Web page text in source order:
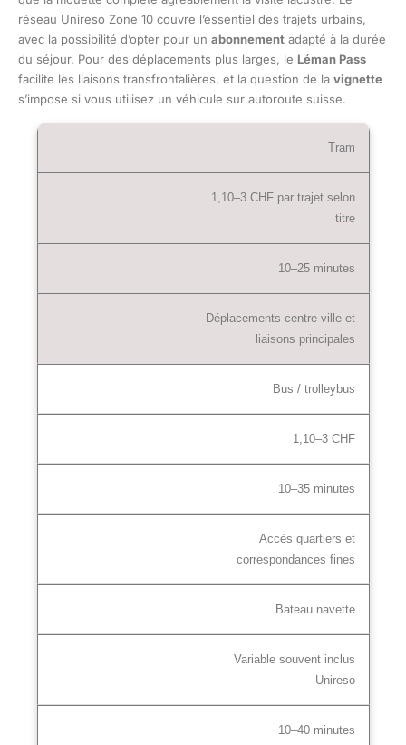
réseau Unireso Zone 10 couvre l’essentiel des trajets urbains,
avec la possibilité d’opter pour un abonnement adapté à la durée
du séjour. Pour des déplacements plus larges, le Léman Pass
facilite les liaisons transfrontalières, et la question de la vignette
s’impose si vous utilisez un véhicule sur autoroute suisse.
Tram
1,10–3 CHF par trajet selon
titre
10–25 minutes
Déplacements centre ville et
liaisons principales
Bus / trolleybus
1,10–3 CHF
10–35 minutes
Accès quartiers et
correspondances fines
Bateau navette
Variable souvent inclus
Unireso
10–40 minutes